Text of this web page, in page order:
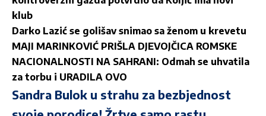
klub
Darko Lazić se golišav snimao sa ženom u krevetu
MAJI MARINKOVIĆ PRIŠLA DJEVOJČICA ROMSKE
NACIONALNOSTI NA SAHRANI: Odmah se uhvatila
za torbu i URADILA OVO
Sandra Bulok u strahu za bezbjednost